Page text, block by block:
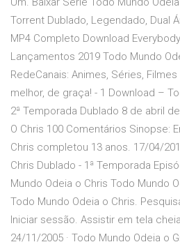
Torrent Dublado, Legendado, Dual
MP4 Completo Download
Lançamentos 2019 Todo Mundo
RedeCanais: Animes, Séries,
melhor, de graça! - 1 Download –
2ª Temporada Dublado 8 de abril
O Chris 100 Comentários Sinopse:
Chris completou 13 anos. 17/04/
Chris Dublado - 1ª Temporada
Mundo Odeia o Chris Todo Mundo
Todo Mundo Odeia o Chris.
Iniciar sessão. Assistir em tela
24/11/2005 · Todo Mundo Odeia o